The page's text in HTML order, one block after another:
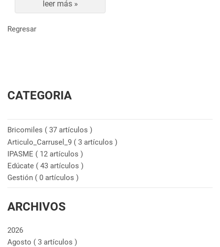
leer más »
Regresar
CATEGORIA
Bricomiles ( 37 artículos )
Articulo_Carrusel_9 ( 3 artículos )
IPASME ( 12 artículos )
Edúcate ( 43 artículos )
Gestión ( 0 artículos )
ARCHIVOS
2026
Agosto ( 3 artículos )